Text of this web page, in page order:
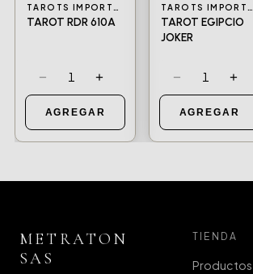
TAROTS IMPORTADOS Y NACIONALES
TAROT RDR 610A
− 1 +
AGREGAR
TAROTS IMPORTADOS Y NACIONALES
TAROT EGIPCIO
JOKER
− 1 +
AGREGAR
METRATON
SAS
TIENDA
Productos